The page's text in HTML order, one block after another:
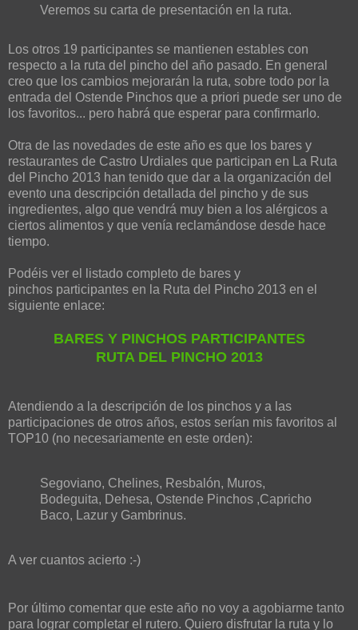
Veremos su carta de presentación en la ruta.
Los otros 19 participantes se mantienen estables con
respecto a la ruta del pincho del año pasado. En general
creo que los cambios mejorarán la ruta, sobre todo por la
entrada del Ostende Pinchos que a priori puede ser uno de
los favoritos... pero habrá que esperar para confirmarlo.
Otra de las novedades de este año es que los bares y
restaurantes de Castro Urdiales que participan en La Ruta
del Pincho 2013 han tenido que dar a la organización del
evento una descripción detallada del pincho y de sus
ingredientes, algo que vendrá muy bien a los alérgicos a
ciertos alimentos y que venía reclamándose desde hace
tiempo.
Podéis ver el listado completo de bares y
pinchos participantes en la Ruta del Pincho 2013 en el
siguiente enlace:
BARES Y PINCHOS PARTICIPANTES
RUTA DEL PINCHO 2013
Atendiendo a la descripción de los pinchos y a las
participaciones de otros años, estos serían mis favoritos al
TOP10 (no necesariamente en este orden):
Segoviano, Chelines, Resbalón, Muros,
Bodeguita, Dehesa, Ostende Pinchos ,Capricho
Baco, Lazur y Gambrinus.
A ver cuantos acierto :-)
Por último comentar que este año no voy a agobiarme tanto
para lograr completar el rutero. Quiero disfrutar la ruta y lo